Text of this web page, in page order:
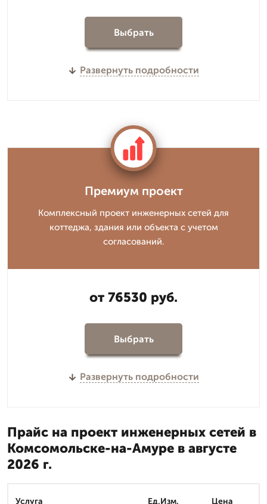
Выбрать
Развернуть подробности
Премиум проект
Комплексный проект инженерных сетей для
коттеджа, здания или объекта с учетом
согласований.
от 76530 руб.
Выбрать
Развернуть подробности
Прайс на проект инженерных сетей в
Комсомольске-на-Амуре в августе
2026 г.
Услуга Ед.Изм. Цена